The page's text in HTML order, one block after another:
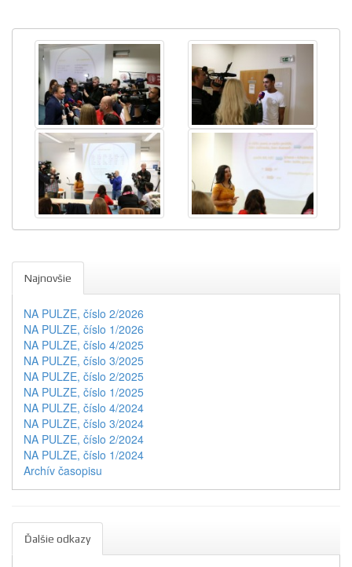
Najnovšie
NA PULZE, číslo 2/2026
NA PULZE, číslo 1/2026
NA PULZE, číslo 4/2025
NA PULZE, číslo 3/2025
NA PULZE, číslo 2/2025
NA PULZE, číslo 1/2025
NA PULZE, číslo 4/2024
NA PULZE, číslo 3/2024
NA PULZE, číslo 2/2024
NA PULZE, číslo 1/2024
Archív časopisu
Ďalšie odkazy